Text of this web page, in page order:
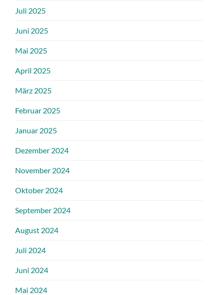
Juli 2025
Juni 2025
Mai 2025
April 2025
März 2025
Februar 2025
Januar 2025
Dezember 2024
November 2024
Oktober 2024
September 2024
August 2024
Juli 2024
Juni 2024
Mai 2024